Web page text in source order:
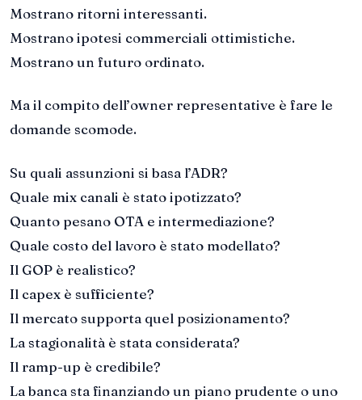
Mostrano ritorni interessanti.
Mostrano ipotesi commerciali ottimistiche.
Mostrano un futuro ordinato.
Ma il compito dell’owner representative è fare le
domande scomode.
Su quali assunzioni si basa l’ADR?
Quale mix canali è stato ipotizzato?
Quanto pesano OTA e intermediazione?
Quale costo del lavoro è stato modellato?
Il GOP è realistico?
Il capex è sufficiente?
Il mercato supporta quel posizionamento?
La stagionalità è stata considerata?
Il ramp-up è credibile?
La banca sta finanziando un piano prudente o uno